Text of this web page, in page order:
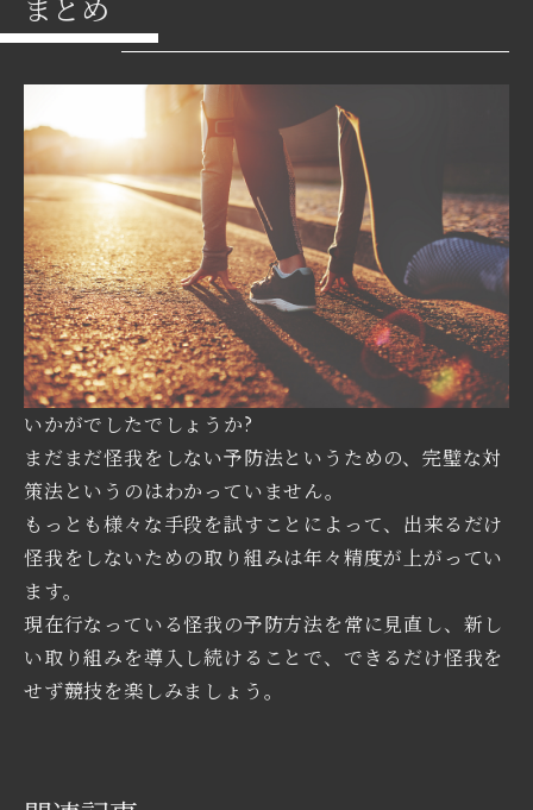
いかがでしたでしょうか?
まだまだ怪我をしない予防法というための、完璧な対
策法というのはわかっていません。
もっとも様々な手段を試すことによって、出来るだけ
怪我をしないための取り組みは年々精度が上がってい
ます。
現在行なっている怪我の予防方法を常に見直し、新し
い取り組みを導入し続けることで、できるだけ怪我を
せず競技を楽しみましょう。